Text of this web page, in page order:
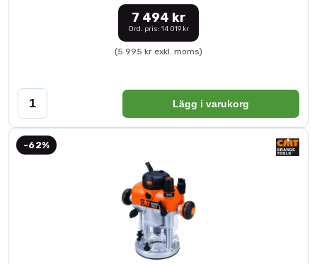
7 494 kr
Ord. pris: 14 019 kr
(5 995 kr exkl. moms)
Lägg i varukorg
-62%